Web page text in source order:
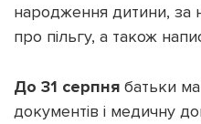
народження дитини, за
про пільгу, а також
До 31 серпня батьки
документів і медичну